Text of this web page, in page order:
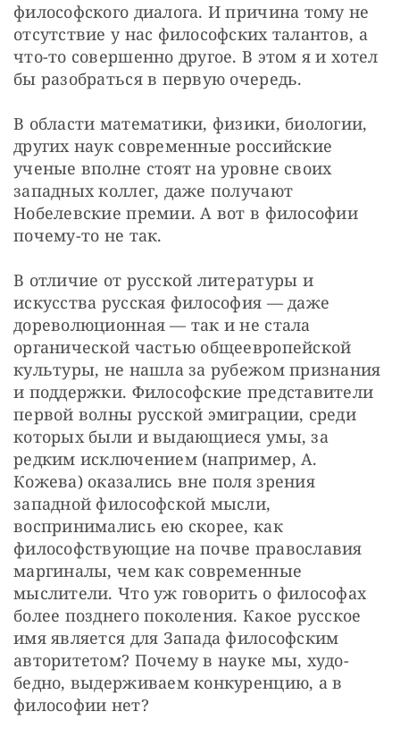
философского диалога. И причина тому не
отсутствие у нас философских талантов, а
что-то совершенно другое. В этом я и хотел
бы разобраться в первую очередь.
В области математики, физики, биологии,
других наук современные российские
ученые вполне стоят на уровне своих
западных коллег, даже получают
Нобелевские премии. А вот в философии
почему-то не так.
В отличие от русской литературы и
искусства русская философия — даже
дореволюционная — так и не стала
органической частью общеевропейской
культуры, не нашла за рубежом признания
и поддержки. Философские представители
первой волны русской эмиграции, среди
которых были и выдающиеся умы, за
редким исключением (например, А.
Кожева) оказались вне поля зрения
западной философской мысли,
воспринимались ею скорее, как
философствующие на почве православия
маргиналы, чем как современные
мыслители. Что уж говорить о философах
более позднего поколения. Какое русское
имя является для Запада философским
авторитетом? Почему в науке мы, худо-
бедно, выдерживаем конкуренцию, а в
философии нет?